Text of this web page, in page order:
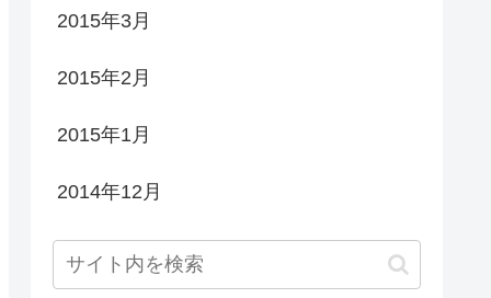
2015年3月
2015年2月
2015年1月
2014年12月